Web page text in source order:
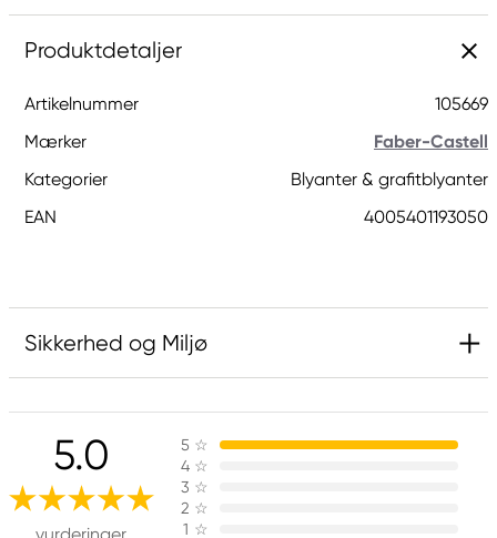
Produktdetaljer
Artikelnummer
105669
Mærker
Faber-Castell
Kategorier
Blyanter & grafitblyanter
EAN
4005401193050
Sikkerhed og Miljø
Ansvarlig EU
Faber-Castell
Faber-Castell Ag
Nürnberger Straße 2
90546 Stein, Germany
5.0 5 ☆
4 ☆
3 ☆
2 ☆
1 ☆